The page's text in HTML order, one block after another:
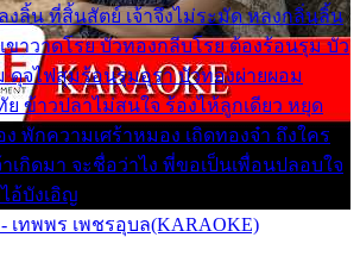
ลิ้น ที่สิ้นสัตย์ เจ้าจึงไม่ระมัด หลงกลิ่นลิ้น
ขาวาดโรย บัวทองกลีบโรย ต้องร้อนรุม บัว
ดุจไฟสุมร้อนรุมอุรา บัวทองผ่ายผอม
ย ข้าวปลาไม่สนใจ ร้องไห้ลูกเดียว หยุด
ง พักความเศร้าหมอง เถิดทองจ๋า ถึงใคร
าเกิดมา จะชื่อว่าไง พี่ขอเป็นเพื่อนปลอบใจ
อ้บังเอิญ
เทพพร เพชรอุบล(KARAOKE)